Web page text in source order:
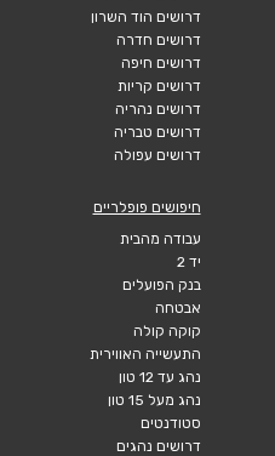
דרושים הוד השרון
דרושים חדרה
דרושים חיפה
דרושים קריות
דרושים נהריה
דרושים טבריה
דרושים עפולה
חיפושים פופלריים
עבודה מהבית
יד 2
בנק הפועלים
אבטחה
קוקה קולה
התעשייה האווירית
נהג עד 12 טון
נהג מעל 15 טון
סטודנטים
דרושים נהגים